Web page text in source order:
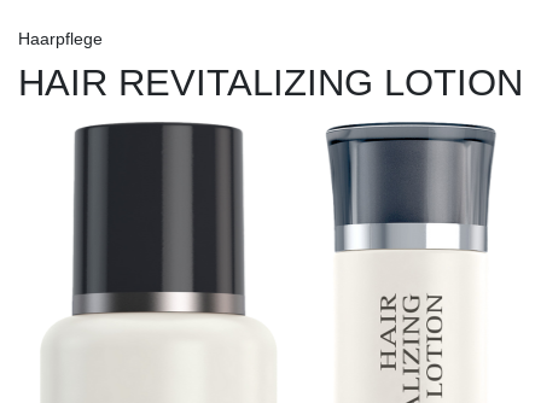
Haarpflege
HAIR REVITALIZING LOTION